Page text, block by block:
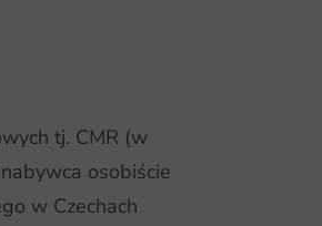
tj. CMR (w
osobiście
w Czechach